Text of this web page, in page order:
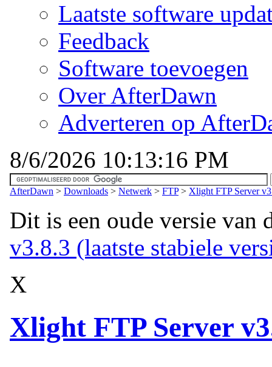
Laatste software
Feedback
Software toevoegen
Over AfterDawn
Adverteren op
8/6/2026 10:13:16 PM
AfterDawn > Downloads > Netwerk > FTP > Xlight FTP Server
Dit is een oude versie van
v3.8.3 (laatste stabiele
X
Xlight FTP Server